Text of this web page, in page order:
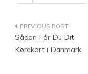
Sådan Får Du Dit
Kørekort i Danmark